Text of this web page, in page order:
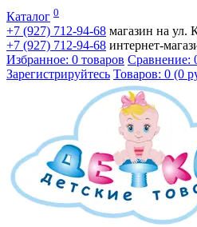
Каталог 0
+7 (927) 712-94-68 магазин на ул.
+7 (927) 712-94-68 интернет-
Избранное: 0 товаров Сравнение:
Зарегистрируйтесь Товаров: 0 (0